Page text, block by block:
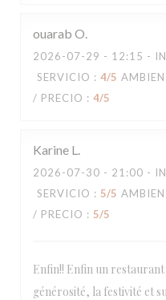
ouarab O
2026-07-29 - 12:15 -
SERVICIO : 4/5
/ PRECIO : 4/5
Karine L
2026-07-30 - 21:00 -
SERVICIO : 5/5
/ PRECIO : 5/5
Enfin!! Enfin un
générosité, la festivité et